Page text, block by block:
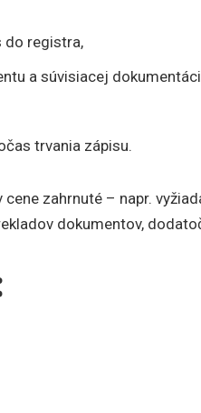
do registra,
a súvisiacej
trvania zápisu.
zahrnuté – napr.
dokumentov,